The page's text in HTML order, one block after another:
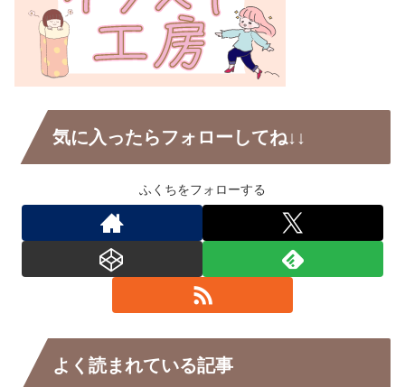
気に入ったらフォローしてね↓↓
ふくちをフォローする
よく読まれている記事